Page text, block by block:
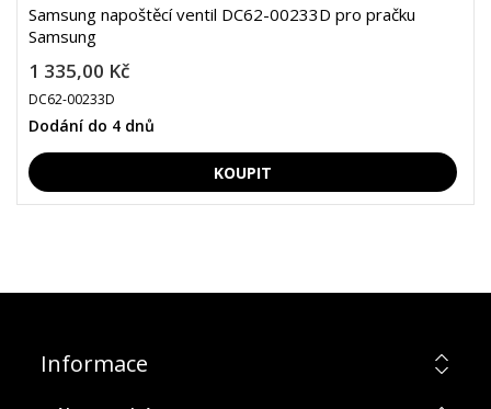
Samsung napoštěcí ventil DC62-00233D pro pračku
Samsung
1 335,00 Kč
DC62-00233D
Dodání do 4 dnů
Informace